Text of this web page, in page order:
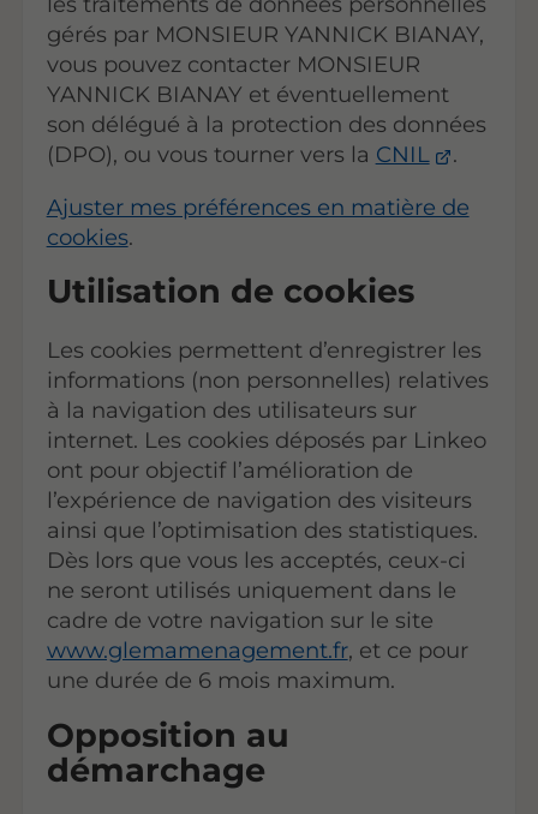
gérés par MONSIEUR YANNICK BIANAY,
vous pouvez contacter MONSIEUR
YANNICK BIANAY et éventuellement
son délégué à la protection des données
(DPO), ou vous tourner vers la CNIL
.
Ajuster mes préférences en matière de
cookies.
Utilisation de cookies
Les cookies permettent d’enregistrer les
informations (non personnelles) relatives
à la navigation des utilisateurs sur
internet. Les cookies déposés par Linkeo
ont pour objectif l’amélioration de
l’expérience de navigation des visiteurs
ainsi que l’optimisation des statistiques.
Dès lors que vous les acceptés, ceux-ci
ne seront utilisés uniquement dans le
cadre de votre navigation sur le site
www.glemamenagement.fr, et ce pour
une durée de 6 mois maximum.
Opposition au
démarchage